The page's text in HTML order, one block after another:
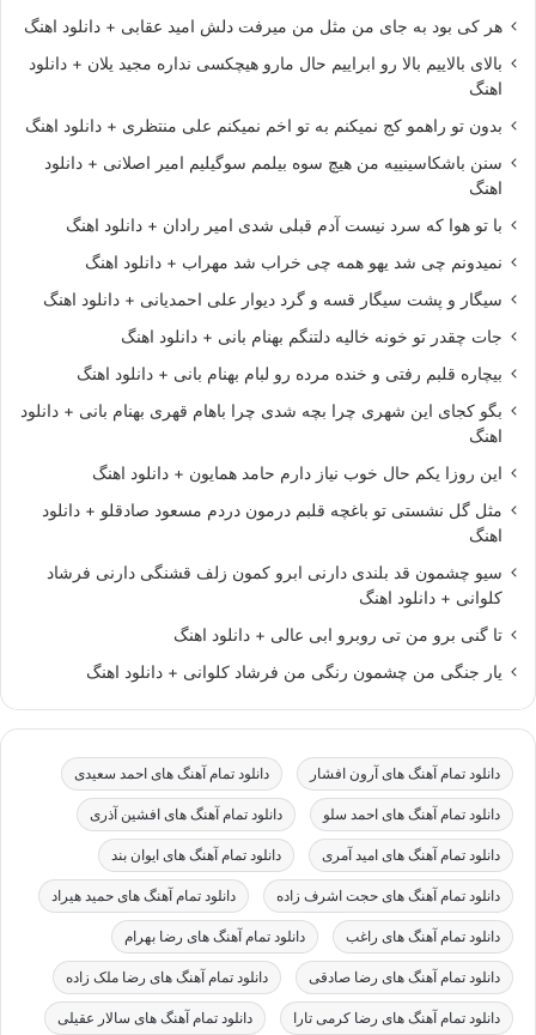
هر کی بود به جای من مثل من میرفت دلش امید عقابی + دانلود اهنگ
بالای بالاییم بالا رو ابراییم حال مارو هیچکسی نداره مجید یلان + دانلود
اهنگ
بدون تو راهمو کج نمیکنم به تو اخم نمیکنم علی منتظری + دانلود اهنگ
سنن باشکاسینییه من هیچ سوه بیلمم سوگیلیم امیر اصلانی + دانلود
اهنگ
با تو هوا که سرد نیست آدم قبلی شدی امیر رادان + دانلود اهنگ
نمیدونم چی شد یهو همه چی خراب شد مهراب + دانلود اهنگ
سیگار و پشت سیگار قسه و گرد دیوار علی احمدیانی + دانلود اهنگ
جات چقدر تو خونه خالیه دلتنگم بهنام بانی + دانلود اهنگ
بیچاره قلبم رفتی و خنده مرده رو لبام بهنام بانی + دانلود اهنگ
بگو کجای این شهری چرا بچه شدی چرا باهام قهری بهنام بانی + دانلود
اهنگ
این روزا یکم حال خوب نیاز دارم حامد همایون + دانلود اهنگ
مثل گل نشستی تو باغچه قلبم درمون دردم مسعود صادقلو + دانلود
اهنگ
سیو چشمون قد بلندی دارنی ابرو کمون زلف قشنگی دارنی فرشاد
کلوانی + دانلود اهنگ
تا گنی برو من تی روبرو ابی عالی + دانلود اهنگ
یار جنگی من چشمون رنگی من فرشاد کلوانی + دانلود اهنگ
دانلود تمام آهنگ های آرون افشار دانلود تمام آهنگ های احمد سعیدی
دانلود تمام آهنگ های احمد سلو دانلود تمام آهنگ های افشین آذری
دانلود تمام آهنگ های امید آمری دانلود تمام آهنگ های ایوان بند
دانلود تمام آهنگ های حجت اشرف زاده دانلود تمام آهنگ های حمید هیراد
دانلود تمام آهنگ های راغب دانلود تمام آهنگ های رضا بهرام
دانلود تمام آهنگ های رضا صادقی دانلود تمام آهنگ های رضا ملک زاده
دانلود تمام آهنگ های رضا کرمی تارا دانلود تمام آهنگ های سالار عقیلی